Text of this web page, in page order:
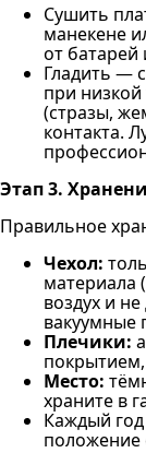
Сушить
манекене
от батарей
Гладить —
при
(стразы,
контакта.
Этап 3.
Правильное
Чехол:
материала
воздух и
вакуумные
Плечики:
Место:
храните в
Каждый
положение